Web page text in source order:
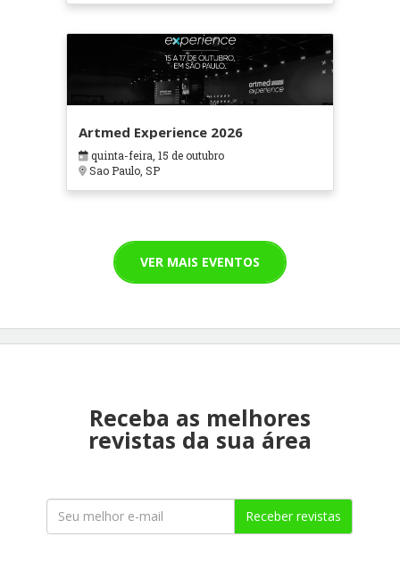
Artmed Experience 2026
quinta-feira, 15 de outubro
Sao Paulo, SP
VER MAIS EVENTOS
Receba as melhores
revistas da sua área
Receber revistas